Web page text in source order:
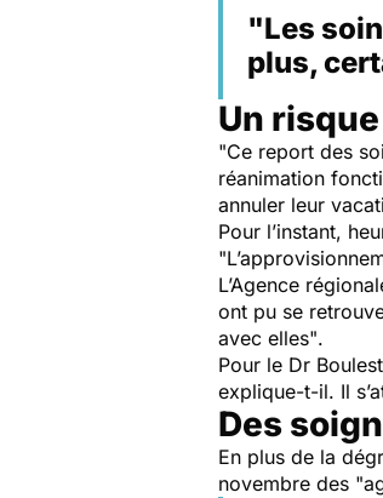
"Les
plus,
Un
"Ce report des
réanimation
annuler leur
Pour l’instant,
L’Agence
ont pu se
avec elles".
Pour le Dr
explique-t-il. Il
Des
En plus de la
novembre des